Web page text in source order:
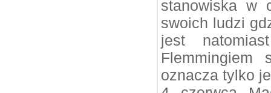
stanowiska w
swoich ludzi
jest
Flemmingiem
oznacza tylko